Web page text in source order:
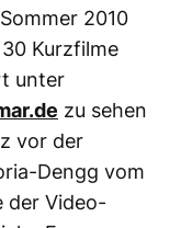
2010
Kurzfilme
unter
zu sehen
vor der
Dengg vom
der Video-